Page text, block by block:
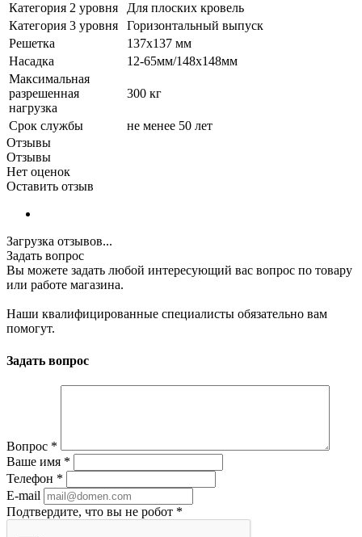
Категория 2 уровня
Для плоских кровель
Категория 3 уровня
Горизонтальный выпуск
Решетка
137x137 мм
Насадка
12-65мм/148x148мм
Максимальная
разрешенная
нагрузка
300 кг
Срок службы
не менее 50 лет
Отзывы
Отзывы
Нет оценок
Оставить отзыв
Загрузка отзывов...
Задать вопрос
Вы можете задать любой интересующий вас вопрос по товару
или работе магазина.
Наши квалифицированные специалисты обязательно вам
помогут.
Задать вопрос
Вопрос *
Ваше имя *
Телефон *
E-mail
Подтвердите, что вы не робот *